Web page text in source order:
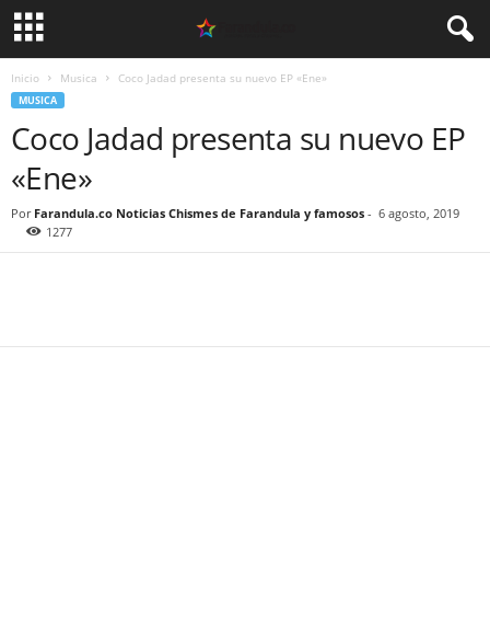
Inicio Musica Coco Jadad presenta su nuevo EP «Ene»
MUSICA
Coco Jadad presenta su nuevo EP
«Ene»
Por Farandula.co Noticias Chismes de Farandula y famosos - 6 agosto, 2019
1277